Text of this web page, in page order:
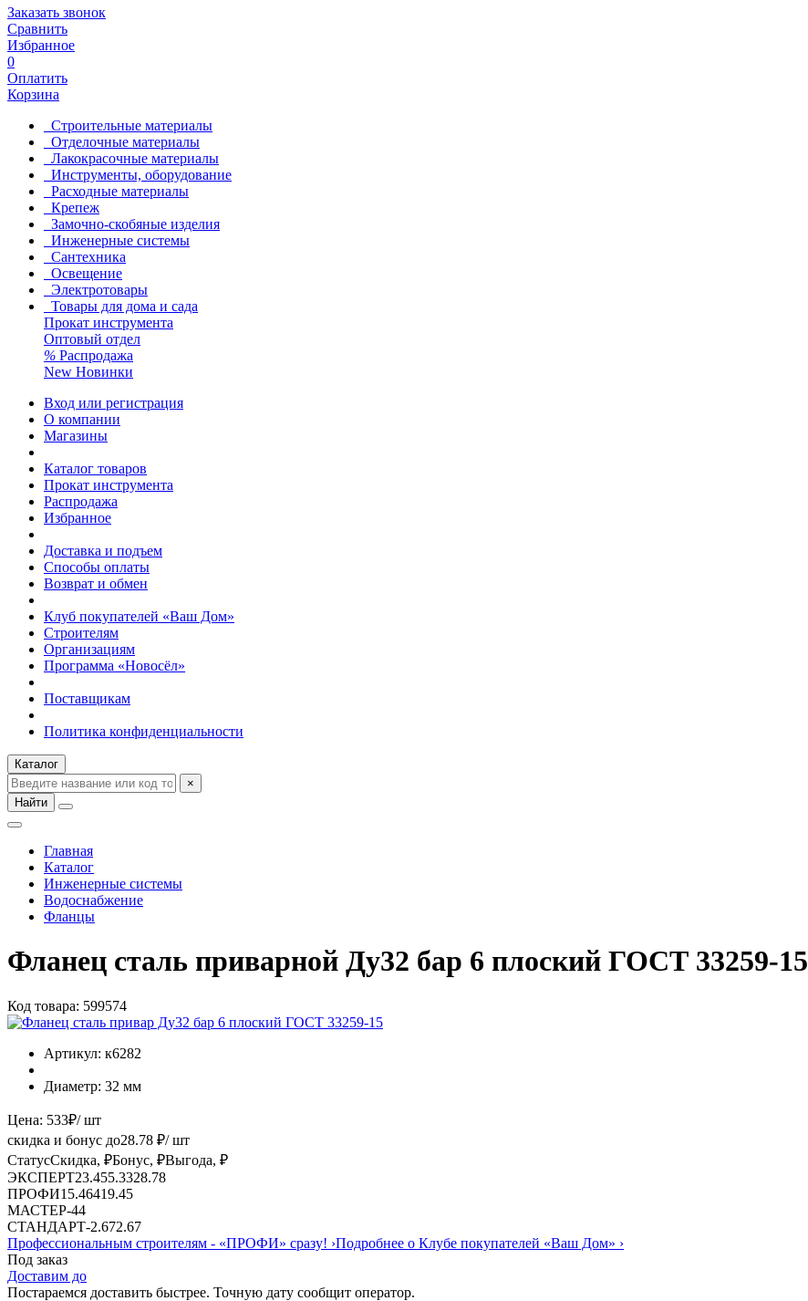
Заказать звонок
Сравнить
Избранное
0
Оплатить
Корзина
Строительные материалы
Отделочные материалы
Лакокрасочные материалы
Инструменты, оборудование
Расходные материалы
Крепеж
Замочно-скобяные изделия
Инженерные системы
Сантехника
Освещение
Электротовары
Товары для дома и сада
Прокат инструмента
Оптовый отдел
% Распродажа
New Новинки
Вход или регистрация
О компании
Магазины
Каталог товаров
Прокат инструмента
Распродажа
Избранное
Доставка и подъем
Способы оплаты
Возврат и обмен
Клуб покупателей «Ваш Дом»
Строителям
Организациям
Программа «Новосёл»
Поставщикам
Политика конфиденциальности
Каталог
×
Найти
Главная
Каталог
Инженерные системы
Водоснабжение
Фланцы
Фланец сталь приварной Ду32 бар 6 плоский ГОСТ 33259-15
Код товара: 599574
Артикул: к6282
Диаметр: 32 мм
Цена: 533₽/ шт
скидка и бонус до28.78 ₽/ шт
СтатусСкидка, ₽Бонус, ₽Выгода, ₽
ЭКСПЕРТ23.455.3328.78
ПРОФИ15.46419.45
МАСТЕР-44
СТАНДАРТ-2.672.67
Профессиональным строителям - «ПРОФИ» сразу! ›Подробнее о Клубе покупателей «Ваш Дом» ›
Под заказ
Доставим до
Постараемся доставить быстрее. Точную дату сообщит оператор.